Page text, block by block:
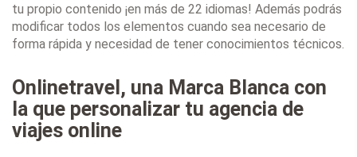
tu propio contenido ¡en más de 22 idiomas! Además podrás
modificar todos los elementos cuando sea necesario de
forma rápida y necesidad de tener conocimientos técnicos.
Onlinetravel, una Marca Blanca con
la que personalizar tu agencia de
viajes online